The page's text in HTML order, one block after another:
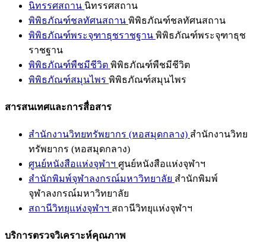
นิทรรศสถาน นิทรรศสถาน
พิพิธภัณฑ์ชลทัศนสถาน พิพิธภัณฑ์ชลทัศนสถาน
พิพิธภัณฑ์พระจุฑาธุชราชฐาน พิพิธภัณฑ์พระจุฑาธุช
ราชฐาน
พิพิธภัณฑ์พืชมีชีวิต พิพิธภัณฑ์พืชมีชีวิต
พิพิธภัณฑ์สมุนไพร พิพิธภัณฑ์สมุนไพร
สารสนเทศและการสื่อสาร
สำนักงานวิทยทรัพยากร (หอสมุดกลาง) สำนักงานวิทย
ทรัพยากร (หอสมุดกลาง)
ศูนย์หนังสือแห่งจุฬาฯ ศูนย์หนังสือแห่งจุฬาฯ
สำนักพิมพ์จุฬาลงกรณ์มหาวิทยาลัย สำนักพิมพ์
จุฬาลงกรณ์มหาวิทยาลัย
สถานีวิทยุแห่งจุฬาฯ สถานีวิทยุแห่งจุฬาฯ
บริการตรวจวิเคราะห์คุณภาพ